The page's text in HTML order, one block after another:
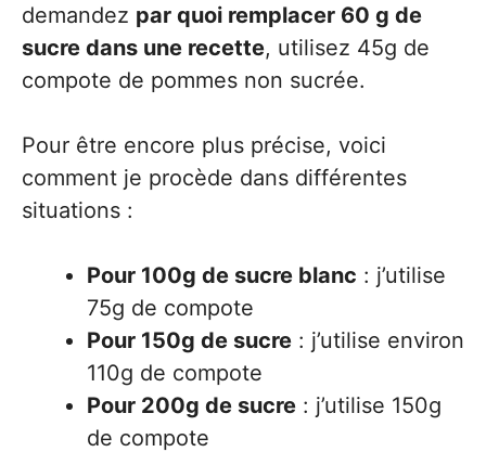
demandez par quoi remplacer 60 g de
sucre dans une recette, utilisez 45g de
compote de pommes non sucrée.
Pour être encore plus précise, voici
comment je procède dans différentes
situations :
Pour 100g de sucre blanc : j’utilise
75g de compote
Pour 150g de sucre : j’utilise environ
110g de compote
Pour 200g de sucre : j’utilise 150g
de compote